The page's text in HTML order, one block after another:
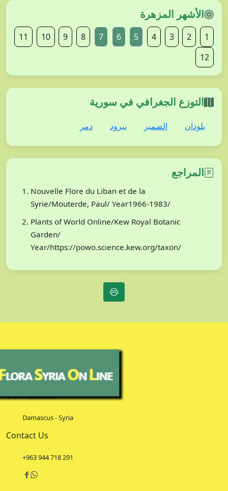
الأشهر المزهرة
1
2
3
4
5
6
7
8
9
10
11
12
التوزع الجغرافي في سورية
بلودان الضمير يبرود دمر
المراجع
Nouvelle Flore du Liban et de la
Syrie/Mouterde, Paul/ Year1966-1983/
Plants of World Online/Kew Royal Botanic
Garden/
Year/https://powo.science.kew.org/taxon/
Our Address
Damascus - Syria
Contact Us
+963 944 718 291